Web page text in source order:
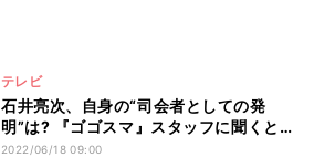
テレビ
石井亮次、自身の“司会者としての発
明”は? 『ゴゴスマ』スタッフに聞くと…
2022/06/18 09:00